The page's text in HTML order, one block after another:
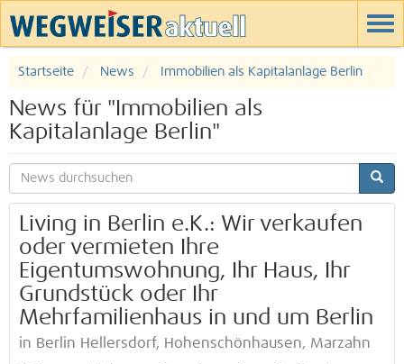
Startseite News Immobilien als Kapitalanlage Berlin
News für "Immobilien als
Kapitalanlage Berlin"
Living in Berlin e.K.: Wir verkaufen
oder vermieten Ihre
Eigentumswohnung, Ihr Haus, Ihr
Grundstück oder Ihr
Mehrfamilienhaus in und um Berlin
in Berlin Hellersdorf, Hohenschönhausen, Marzahn